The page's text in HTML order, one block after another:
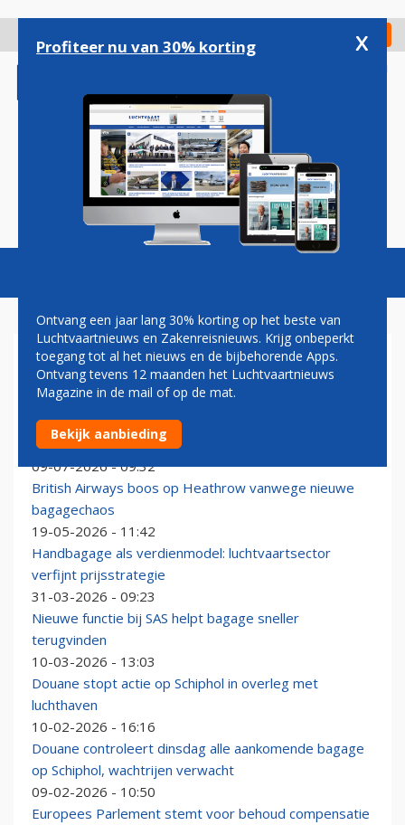
gaan
Check in
Magazine Podcasts Vacatures
BAGAGE
Hoe groot, hoe zwaar? Regels over bagage in het
vliegtuig blijven onnodig ingewikkeld
09-07-2026 - 09:32
British Airways boos op Heathrow vanwege nieuwe
bagagechaos
19-05-2026 - 11:42
Handbagage als verdienmodel: luchtvaartsector
verfijnt prijsstrategie
31-03-2026 - 09:23
Nieuwe functie bij SAS helpt bagage sneller
terugvinden
10-03-2026 - 13:03
Douane stopt actie op Schiphol in overleg met
luchthaven
10-02-2026 - 16:16
Douane controleert dinsdag alle aankomende bagage
op Schiphol, wachtrijen verwacht
09-02-2026 - 10:50
Europees Parlement stemt voor behoud compensatie
Profiteer nu van 30% korting x
Ontvang een jaar lang 30% korting op het beste van
Luchtvaartnieuws en Zakenreisnieuws. Krijg onbeperkt
toegang tot al het nieuws en de bijbehorende Apps.
Ontvang tevens 12 maanden het Luchtvaartnieuws
Magazine in de mail of op de mat.
Bekijk aanbieding